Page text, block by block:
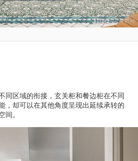
同区域的衔接，玄关柜和餐边柜在不同
，却可以在其他角度呈现出延续承转的
。